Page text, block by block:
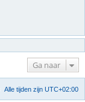
Ga naar
Alle tijden zijn UTC+02:00